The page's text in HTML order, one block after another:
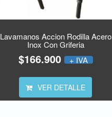
Lavamanos Accion Rodilla Acero
Inox Con Griferia
$166.900 + IVA
VER DETALLE